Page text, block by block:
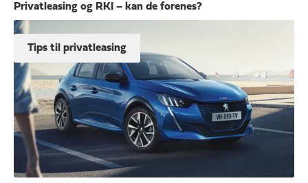
Privatleasing og RKI – kan de forenes?
Tips til privatleasing